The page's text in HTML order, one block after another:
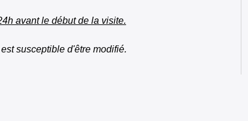
avant le début de la visite.
susceptible d'être modifié.